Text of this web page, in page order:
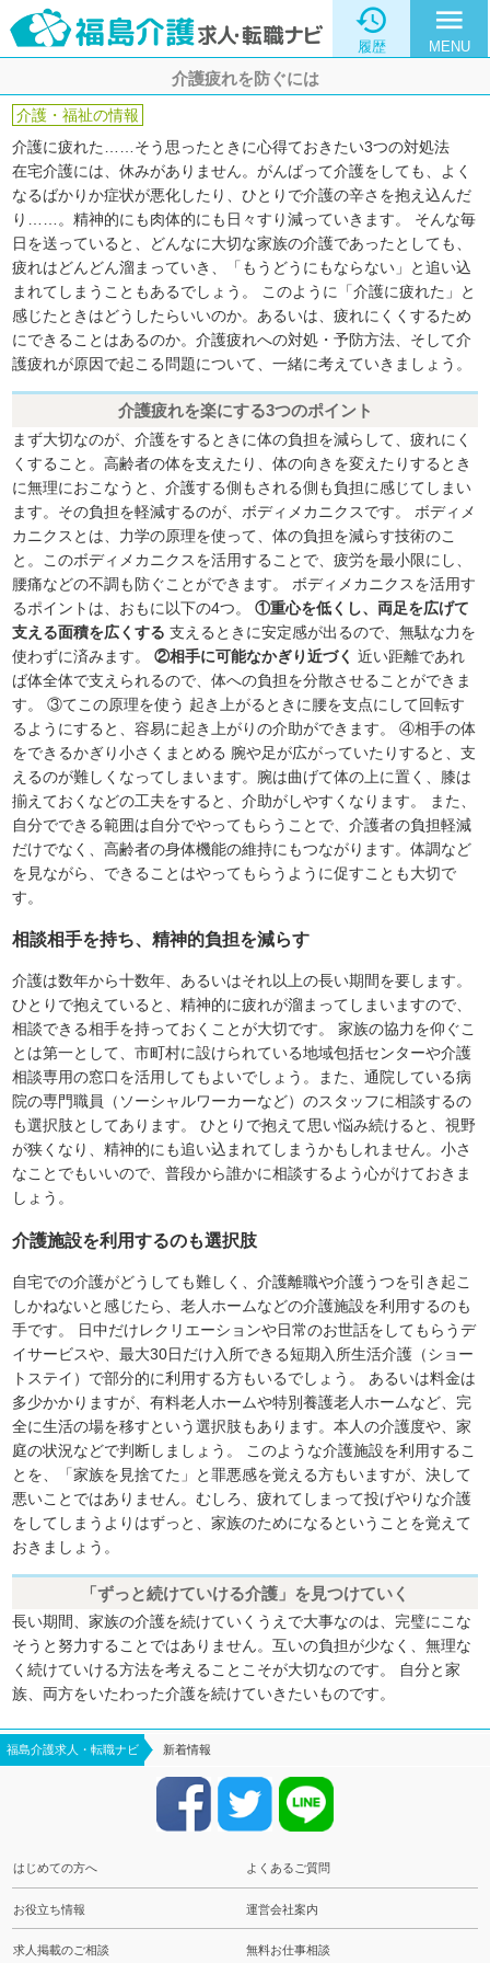

履歴
menu
MENU
介護疲れを防ぐには
介護・福祉の情報
介護に疲れた……そう思ったときに心得ておきたい3つの対処法
在宅介護には、休みがありません。がんばって介護をしても、よく
なるばかりか症状が悪化したり、ひとりで介護の辛さを抱え込んだ
り……。精神的にも肉体的にも日々すり減っていきます。 そんな毎
日を送っていると、どんなに大切な家族の介護であったとしても、
疲れはどんどん溜まっていき、「もうどうにもならない」と追い込
まれてしまうこともあるでしょう。 このように「介護に疲れた」と
感じたときはどうしたらいいのか。あるいは、疲れにくくするため
にできることはあるのか。介護疲れへの対処・予防方法、そして介
護疲れが原因で起こる問題について、一緒に考えていきましょう。
介護疲れを楽にする3つのポイント
まず大切なのが、介護をするときに体の負担を減らして、疲れにく
くすること。高齢者の体を支えたり、体の向きを変えたりするとき
に無理におこなうと、介護する側もされる側も負担に感じてしまい
ます。その負担を軽減するのが、ボディメカニクスです。 ボディメ
カニクスとは、力学の原理を使って、体の負担を減らす技術のこ
と。このボディメカニクスを活用することで、疲労を最小限にし、
腰痛などの不調も防ぐことができます。 ボディメカニクスを活用す
るポイントは、おもに以下の4つ。①重心を低くし、両足を広げて
支える面積を広くする 支えるときに安定感が出るので、無駄な力を
使わずに済みます。②相手に可能なかぎり近づく 近い距離であれ
ば体全体で支えられるので、体への負担を分散させることができま
す。 ③てこの原理を使う 起き上がるときに腰を支点にして回転す
るようにすると、容易に起き上がりの介助ができます。 ④相手の体
をできるかぎり小さくまとめる 腕や足が広がっていたりすると、支
えるのが難しくなってしまいます。腕は曲げて体の上に置く、膝は
揃えておくなどの工夫をすると、介助がしやすくなります。 また、
自分でできる範囲は自分でやってもらうことで、介護者の負担軽減
だけでなく、高齢者の身体機能の維持にもつながります。体調など
を見ながら、できることはやってもらうように促すことも大切で
す。
相談相手を持ち、精神的負担を減らす
介護は数年から十数年、あるいはそれ以上の長い期間を要します。
ひとりで抱えていると、精神的に疲れが溜まってしまいますので、
相談できる相手を持っておくことが大切です。 家族の協力を仰ぐこ
とは第一として、市町村に設けられている地域包括センターや介護
相談専用の窓口を活用してもよいでしょう。また、通院している病
院の専門職員（ソーシャルワーカーなど）のスタッフに相談するの
も選択肢としてあります。 ひとりで抱えて思い悩み続けると、視野
が狭くなり、精神的にも追い込まれてしまうかもしれません。小さ
なことでもいいので、普段から誰かに相談するよう心がけておきま
しょう。
介護施設を利用するのも選択肢
自宅での介護がどうしても難しく、介護離職や介護うつを引き起こ
しかねないと感じたら、老人ホームなどの介護施設を利用するのも
手です。 日中だけレクリエーションや日常のお世話をしてもらうデ
イサービスや、最大30日だけ入所できる短期入所生活介護（ショー
トステイ）で部分的に利用する方もいるでしょう。 あるいは料金は
多少かかりますが、有料老人ホームや特別養護老人ホームなど、完
全に生活の場を移すという選択肢もあります。本人の介護度や、家
庭の状況などで判断しましょう。 このような介護施設を利用するこ
とを、「家族を見捨てた」と罪悪感を覚える方もいますが、決して
悪いことではありません。むしろ、疲れてしまって投げやりな介護
をしてしまうよりはずっと、家族のためになるということを覚えて
おきましょう。
「ずっと続けていける介護」を見つけていく
長い期間、家族の介護を続けていくうえで大事なのは、完璧にこな
そうと努力することではありません。互いの負担が少なく、無理な
く続けていける方法を考えることこそが大切なのです。 自分と家
族、両方をいたわった介護を続けていきたいものです。
福島介護求人・転職ナビ 新着情報
はじめての方へ よくあるご質問
お役立ち情報 運営会社案内
求人掲載のご相談 無料お仕事相談